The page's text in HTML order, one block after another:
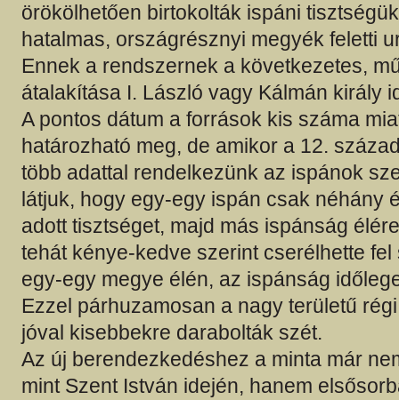
örökölhetően birtokolták ispáni
hatalmas, országrésznyi megyék feletti
Ennek a rendszernek a következetes,
átalakítása I. László vagy Kálmán király
A pontos dátum a források kis száma
határozható meg, de amikor a 12.
több adattal rendelkezünk az ispánok
látjuk, hogy egy-egy ispán csak néhány
adott tisztséget, majd más ispánság
tehát kénye-kedve szerint cserélhette fel
egy-egy megye élén, az ispánság
Ezzel párhuzamosan a nagy területű
jóval kisebbekre darabolták szét.
Az új berendezkedéshez a minta már
mint Szent István idején, hanem